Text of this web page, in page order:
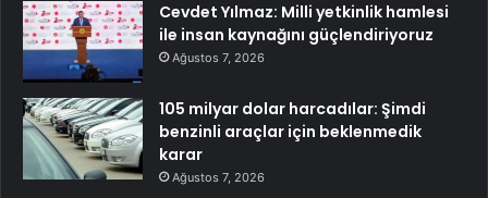
Cevdet Yılmaz: Milli yetkinlik hamlesi
ile insan kaynağını güçlendiriyoruz
Ağustos 7, 2026
105 milyar dolar harcadılar: Şimdi
benzinli araçlar için beklenmedik
karar
Ağustos 7, 2026